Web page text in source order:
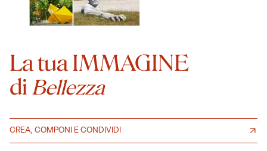
La tua IMMAGINE
di Bellezza
CREA, COMPONI E CONDIVIDI